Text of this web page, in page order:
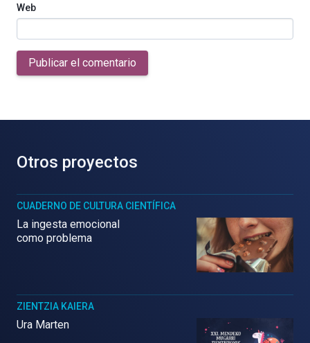
Web
Publicar el comentario
Otros proyectos
CUADERNO DE CULTURA CIENTÍFICA
La ingesta emocional
como problema
ZIENTZIA KAIERA
Ura Marten